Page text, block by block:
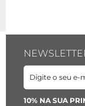
10% NA SUA